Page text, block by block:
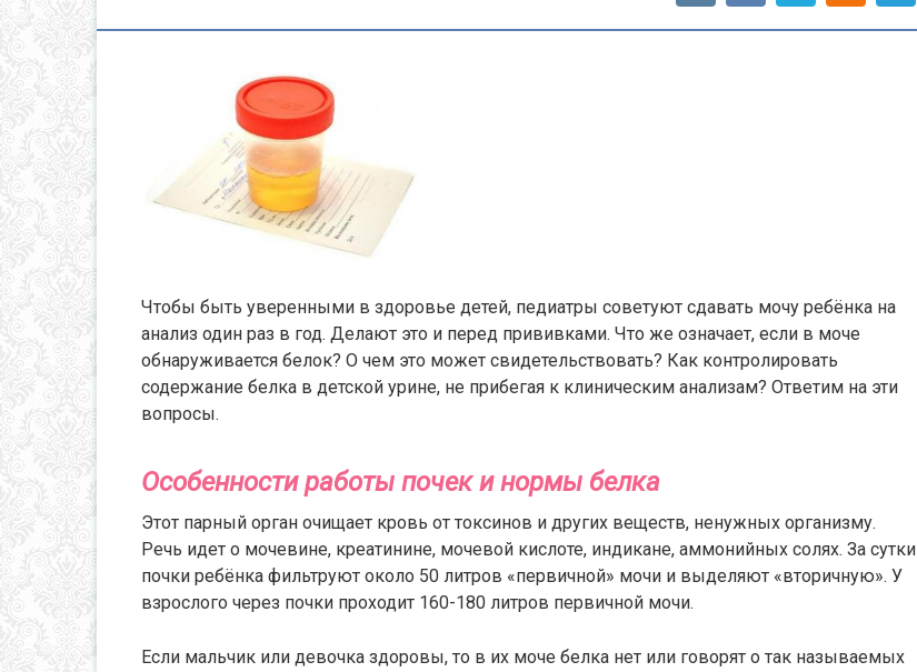
Чтобы быть уверенными в здоровье детей, педиатры советуют сдавать мочу ребёнка на
анализ один раз в год. Делают это и перед прививками. Что же означает, если в моче
обнаруживается белок? О чем это может свидетельствовать? Как контролировать
содержание белка в детской урине, не прибегая к клиническим анализам? Ответим на эти
вопросы.
Особенности работы почек и нормы белка
Этот парный орган очищает кровь от токсинов и других веществ, ненужных организму.
Речь идет о мочевине, креатинине, мочевой кислоте, индикане, аммонийных солях. За сутки
почки ребёнка фильтруют около 50 литров «первичной» мочи и выделяют «вторичную». У
взрослого через почки проходит 160-180 литров первичной мочи.
Если мальчик или девочка здоровы, то в их моче белка нет или говорят о так называемых